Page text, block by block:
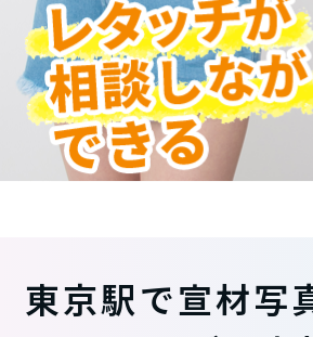
東京駅で宣材写